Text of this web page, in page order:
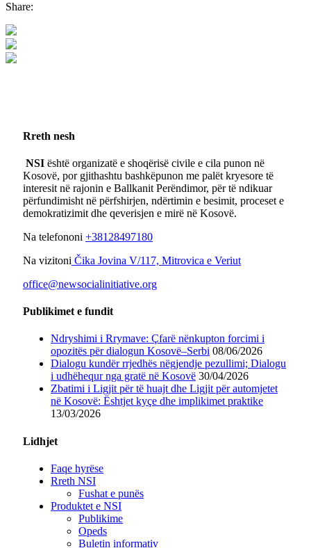
Share:
Rreth nesh
NSI është organizatë e shoqërisë civile e cila punon në
Kosovë, por gjithashtu bashkëpunon me palët kryesore të
interesit në rajonin e Ballkanit Perëndimor, për të ndikuar
përfundimisht në përfshirjen, ndërtimin e besimit, proceset e
demokratizimit dhe qeverisjen e mirë në Kosovë.
Na telefononi +38128497180
Na vizitoni Čika Jovina V/117, Mitrovica e Veriut
office@newsocialinitiative.org
Publikimet e fundit
Ndryshimi i Rrymave: Çfarë nënkupton forcimi i
opozitës për dialogun Kosovë–Serbi 08/06/2026
Dialogu kundër rrjedhës nëgjendje pezullimi; Dialogu
i udhëhequr nga gratë në Kosovë 30/04/2026
Zbatimi i Ligjit për të huajt dhe Ligjit për automjetet
në Kosovë: Ështjet kyçe dhe implikimet praktike
13/03/2026
Lidhjet
Faqe hyrëse
Rreth NSI
Fushat e punës
Produktet e NSI
Publikime
Opeds
Buletin informativ